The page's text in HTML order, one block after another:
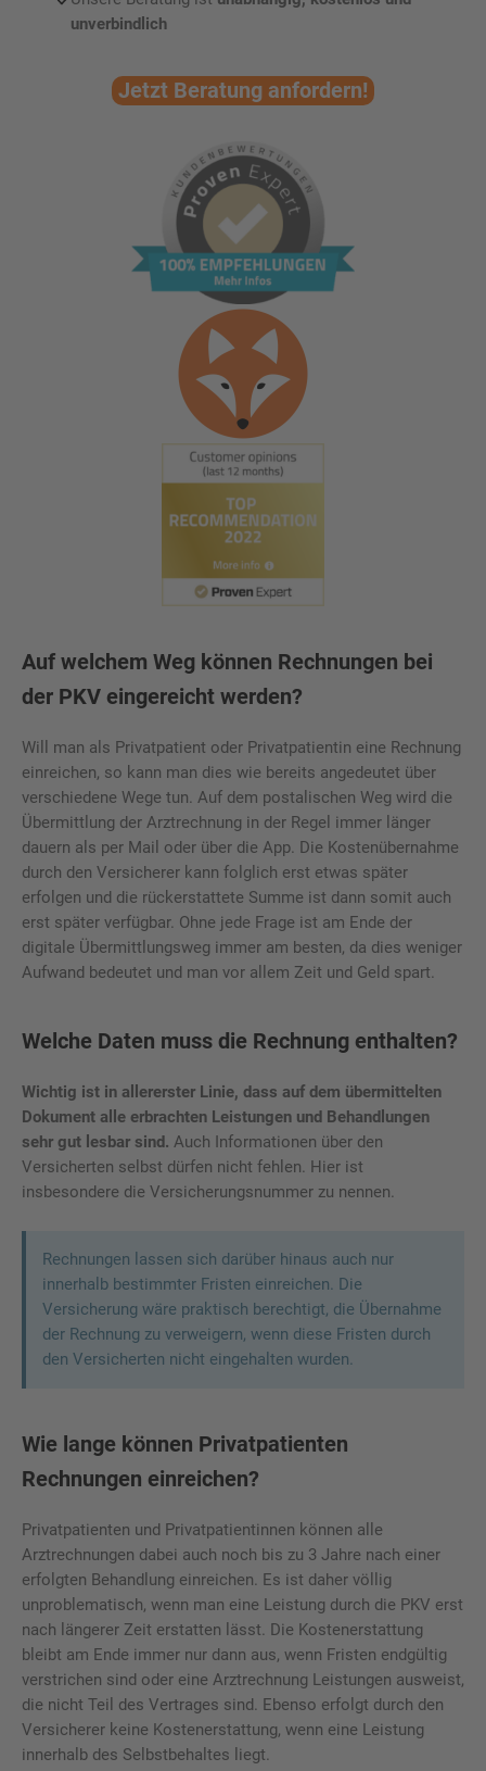
unverbindlich
Jetzt Beratung anfordern!
Auf welchem Weg können Rechnungen bei
der PKV eingereicht werden?
Will man als Privatpatient oder Privatpatientin eine Rechnung
einreichen, so kann man dies wie bereits angedeutet über
verschiedene Wege tun. Auf dem postalischen Weg wird die
Übermittlung der Arztrechnung in der Regel immer länger
dauern als per Mail oder über die App. Die Kostenübernahme
durch den Versicherer kann folglich erst etwas später
erfolgen und die rückerstattete Summe ist dann somit auch
erst später verfügbar. Ohne jede Frage ist am Ende der
digitale Übermittlungsweg immer am besten, da dies weniger
Aufwand bedeutet und man vor allem Zeit und Geld spart.
Welche Daten muss die Rechnung enthalten?
Wichtig ist in allererster Linie, dass auf dem übermittelten
Dokument alle erbrachten Leistungen und Behandlungen
sehr gut lesbar sind. Auch Informationen über den
Versicherten selbst dürfen nicht fehlen. Hier ist
insbesondere die Versicherungsnummer zu nennen.
Rechnungen lassen sich darüber hinaus auch nur
innerhalb bestimmter Fristen einreichen. Die
Versicherung wäre praktisch berechtigt, die Übernahme
der Rechnung zu verweigern, wenn diese Fristen durch
den Versicherten nicht eingehalten wurden.
Wie lange können Privatpatienten
Rechnungen einreichen?
Privatpatienten und Privatpatientinnen können alle
Arztrechnungen dabei auch noch bis zu 3 Jahre nach einer
erfolgten Behandlung einreichen. Es ist daher völlig
unproblematisch, wenn man eine Leistung durch die PKV erst
nach längerer Zeit erstatten lässt. Die Kostenerstattung
bleibt am Ende immer nur dann aus, wenn Fristen endgültig
verstrichen sind oder eine Arztrechnung Leistungen ausweist,
die nicht Teil des Vertrages sind. Ebenso erfolgt durch den
Versicherer keine Kostenerstattung, wenn eine Leistung
innerhalb des Selbstbehaltes liegt.